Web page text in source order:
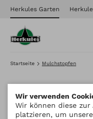
Herkules Garten
Startseite Mulchstopfen
Wir verwenden
Wir können diese zur
platzieren, um